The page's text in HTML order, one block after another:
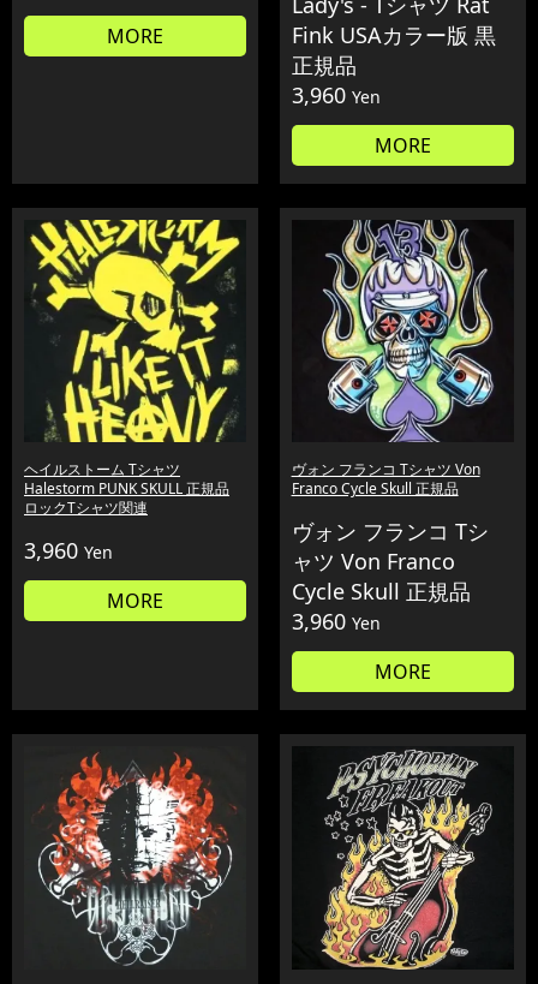
MORE
Fink USAカラー版 黒
正規品
3,960 Yen
MORE
ヘイルストーム Tシャツ
Halestorm PUNK SKULL 正規品
ロックTシャツ関連
3,960 Yen
MORE
ヴォン フランコ Tシャツ Von
Franco Cycle Skull 正規品
ヴォン フランコ Tシ
ャツ Von Franco
Cycle Skull 正規品
3,960 Yen
MORE